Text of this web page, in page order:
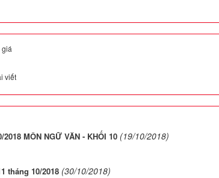
viết
MÔN NGỮ VĂN - KHỐI 10 (19/10/2018)
tháng 10/2018 (30/10/2018)